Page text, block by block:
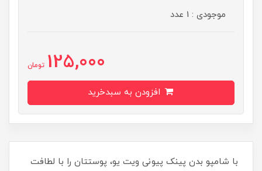
موجودی : 1 عدد
125,000 تومان
با شامپو بدن پینک پیونی ویت یو، پوستتان را با لطافت